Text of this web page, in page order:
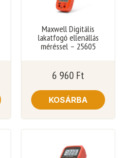
Maxwell Digitális
lakatfogó ellenállás
méréssel – 25605
6 960 Ft
KOSÁRBA